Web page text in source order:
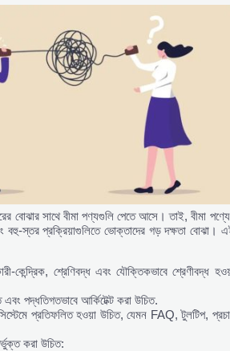
বোঝার সাথে বীমা পণ্যগুলি পেতে আসে। তাই, বীমা
বহু-স্তর প্রক্রিয়াগুলিতে ভোক্তাদের গড় দক্ষতা বোঝা।
কেন্দ্রিক, শ্রেণিবদ্ধ এবং যৌক্তিকভাবে শ্রেণীবদ্ধ
পদ্ধতিগতভাবে আর্কিটেক্ট করা উচিত.
সিস্টেমে প্রতিফলিত হওয়া উচিত, যেমন FAQ, টুলটিপ,
করা উচিত: